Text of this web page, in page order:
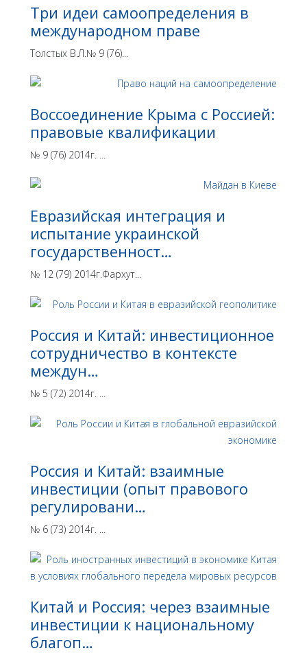
Три идеи самоопределения в
международном праве
Толстых В.Л.№ 9 (76)...
Воссоединение Крыма с Россией:
правовые квалификации
№ 9 (76) 2014г. ...
Евразийская интеграция и
испытание украинской
государственност…
№ 12 (79) 2014г.Фархут...
Россия и Китай: инвестиционное
сотрудничество в контексте
междун…
№ 5 (72) 2014г. ...
Россия и Китай: взаимные
инвестиции (опыт правового
регулировани…
№ 6 (73) 2014г. ...
Китай и Россия: через взаимные
инвестиции к национальному
благоп…